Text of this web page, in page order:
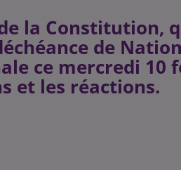
la Constitution,
de
ce mercredi 10